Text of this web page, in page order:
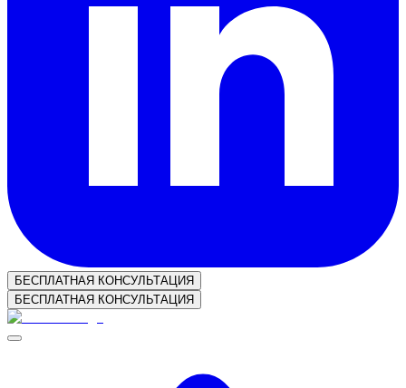
БЕСПЛАТНАЯ КОНСУЛЬТАЦИЯ
БЕСПЛАТНАЯ КОНСУЛЬТАЦИЯ